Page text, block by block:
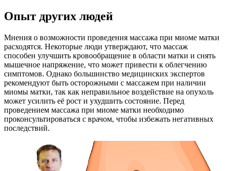
Опыт других людей
Мнения о возможности проведения массажа при миоме матки
расходятся. Некоторые люди утверждают, что массаж
способен улучшить кровообращение в области матки и снять
мышечное напряжение, что может привести к облегчению
симптомов. Однако большинство медицинских экспертов
рекомендуют быть осторожными с массажем при наличии
миомы матки, так как неправильное воздействие на опухоль
может усилить её рост и ухудшить состояние. Перед
проведением массажа при миоме матки необходимо
проконсультироваться с врачом, чтобы избежать негативных
последствий.